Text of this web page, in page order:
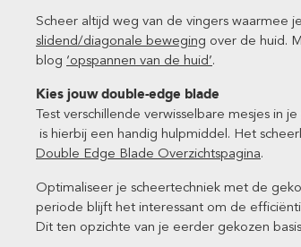
Scheer altijd weg van de vingers waarmee
slidend/diagonale beweging over de huid.
blog ‘opspannen van de huid’.
Kies jouw double-edge blade
Test verschillende verwisselbare mesjes in
is hierbij een handig hulpmiddel. Het
Double Edge Blade Overzichtspagina.
Optimaliseer je scheertechniek met de
periode blijft het interessant om de
Dit ten opzichte van je eerder gekozen